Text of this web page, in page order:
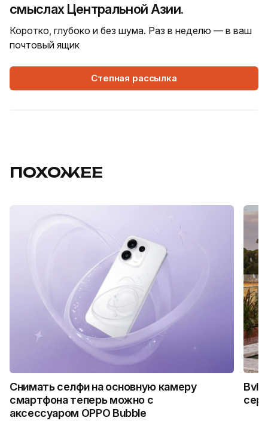
смыслах Центральной Азии.
Коротко, глубоко и без шума. Раз в неделю — в ваш
почтовый ящик
Степная рассылка
ПОХОЖЕЕ
Снимать селфи на основную камеру
смартфона теперь можно с
аксессуаром OPPO Bubble